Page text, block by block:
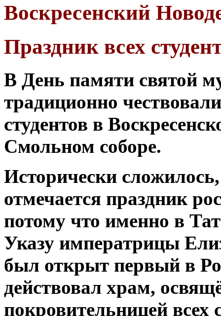
Воскресенский
Праздник всех
В День памяти святой
традиционно
студентов в
Смольном соборе.
Исторически
отмечается праздник
потому что именно в
Указу императрицы
был открыт первый в
действовал храм,
покровительницей всех